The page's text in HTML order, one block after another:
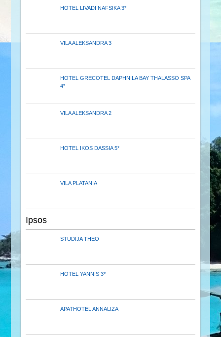
HOTEL LIVADI NAFSIKA 3*
VILA ALEKSANDRA 3
HOTEL GRECOTEL DAPHNILA BAY THALASSO SPA
4*
VILA ALEKSANDRA 2
HOTEL IKOS DASSIA 5*
VILA PLATANIA
Ipsos
STUDIJA THEO
HOTEL YANNIS 3*
APATHOTEL ANNALIZA